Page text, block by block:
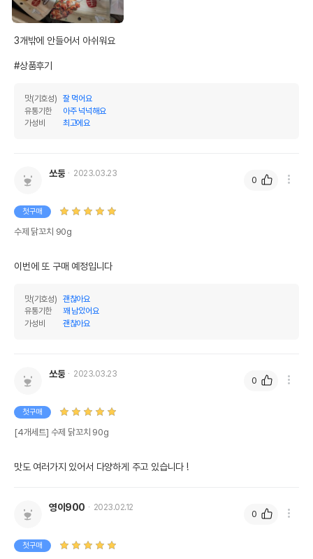
3개밖에 안들어서 아쉬워요
#상품후기
맛(기호성)
잘 먹어요
유통기한
아주 넉넉해요
가성비
최고에요
쏘둥 2023.03.23
첫구매
수제 닭꼬치 90g
이번에 또 구매 예정입니다
맛(기호성)
괜찮아요
유통기한
꽤 남았어요
가성비
괜찮아요
0
쏘둥 2023.03.23
첫구매
[4개세트] 수제 닭꼬치 90g
맛도 여러가지 있어서 다양하게 주고 있습니다 !
0
영이900 2023.02.12
첫구매
0